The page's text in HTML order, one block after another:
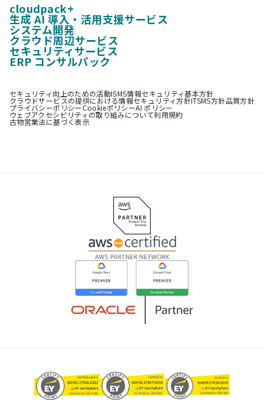
cloudpack+
生成 AI 導入・活用支援サービス
システム開発
クラウド周辺サービス
セキュリティサービス
ERP コンサルパック
セキュリティ向上のための活動ISMS情報セキュリティ基本方針
クラウドサービスの提供における情報セキュリティ方針ITSMS方針品質方針
プライバシーポリシーCookieポリシーAI ポリシー
ウェブアクセシビリティの取り組みについて利用規約
古物営業法に基づく表示